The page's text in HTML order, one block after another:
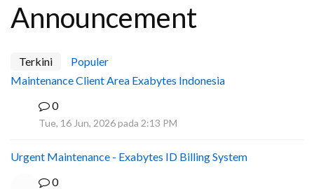
Announcement
Terkini
Populer
Maintenance Client Area Exabytes Indonesia
0
Tue, 16 Jun, 2026 pada 2:13 PM
Urgent Maintenance - Exabytes ID Billing System
0